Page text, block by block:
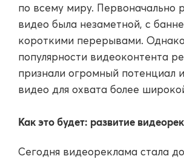
по всему миру. Первоначально
видео была незаметной, с
короткими перерывами.
популярности видеоконтента
признали огромный потенциал
видео для охвата более
Как это будет: развитие
Сегодня видеореклама стала